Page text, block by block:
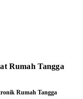
Rumah Tangga
Rumah Tangga